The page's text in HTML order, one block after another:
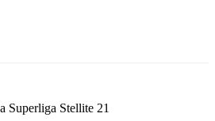
Superliga Stellite 21